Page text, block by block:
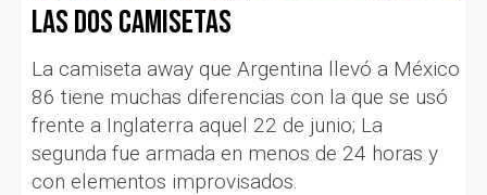
Las dos camisetas
La camiseta away que Argentina llevó a México
86 tiene muchas diferencias con la que se usó
frente a Inglaterra aquel 22 de junio; La
segunda fue armada en menos de 24 horas y
con elementos improvisados.